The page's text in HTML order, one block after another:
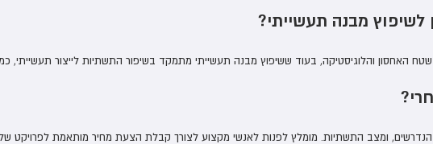
לשיפוץ מבנה תעשייתי?
האחסון והלוגיסטיקה, בעוד ששיפוץ מבנה תעשייתי מתמקד בשיפור התשתיות לייצור תעשייתי,
הנדרשים, ומצב התשתיות. מומלץ לפנות לאנשי מקצוע לצורך קבלת הצעת מחיר מותאמת לפרויקט